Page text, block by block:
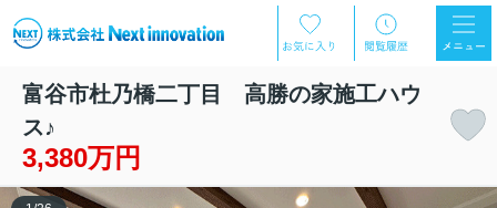
富谷市杜乃橋二丁目 高勝の家施工ハウ
ス♪
3,380万円